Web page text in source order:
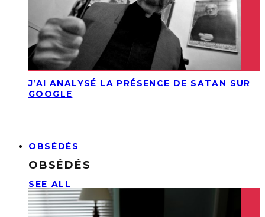
J’AI ANALYSÉ LA PRÉSENCE DE SATAN SUR
GOOGLE
OBSÉDÉS
OBSÉDÉS
SEE ALL